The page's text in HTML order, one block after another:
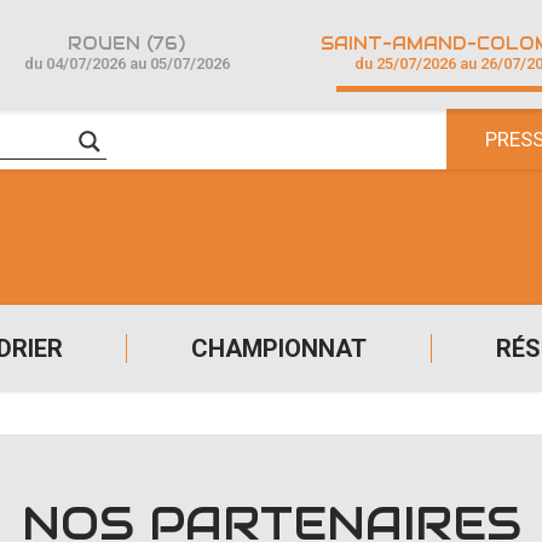
CHAMPIONNAT
ROUEN (76)
du 04/07/2026 au 05/07/2026 du 25/07/2026 au 26/07/
NOS PARTENAIRES